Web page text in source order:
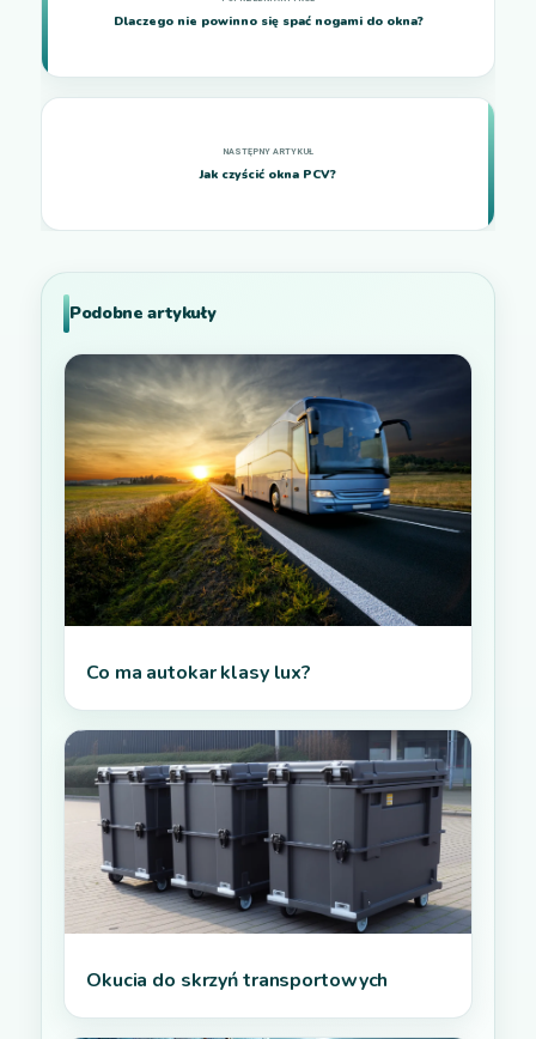
Dlaczego nie powinno się spać nogami do okna?
Jak czyścić okna PCV?
Podobne artykuły
Co ma autokar klasy lux?
Okucia do skrzyń transportowych